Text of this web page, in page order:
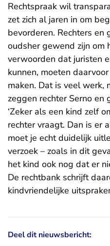
Rechtspraak wil
zet zich al jaren in om
bevorderen. Rechters en
oudsher gewend zijn om
verwoorden dat juristen
kunnen, moeten
maken. Dat is veel werk,
zeggen rechter Serno en
‘Zeker als een kind zelf
rechter vraagt. Dan is er
moet je echt duidelijk
verzoek – zoals in dit
het kind ook nog dat er
De rechtbank schrijft
kindvriendelijke
Deel dit nieuwsbericht: